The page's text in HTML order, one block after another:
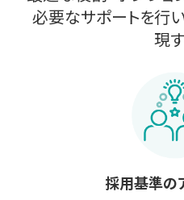
必要なサポートを行
現
採用基準の